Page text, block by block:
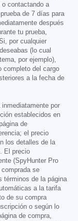
contactando a
de 7 días para
después
tu prueba,
por cualquier
(lo cual
por ejemplo),
completo del cargo
a la fecha de
por
establecidos en
de
el precio
los detalles de la
El precio
(SpyHunter Pro
se
términos de la página
a la tarifa
de su compra
o según lo
de compra,